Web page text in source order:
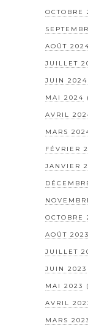
OCTOBRE
AOÛT
JUILLET
JUIN 2024
MAI 2024
AVRIL
MARS
FÉVRIER
JANVIER
OCTOBRE
AOÛT 2023
JUILLET
JUIN 2023
MAI 2023
AVRIL
MARS